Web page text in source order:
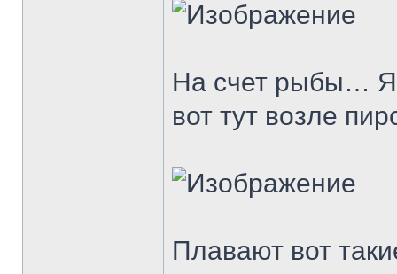
На счет рыбы… Я
вот тут возле
Плавают вот